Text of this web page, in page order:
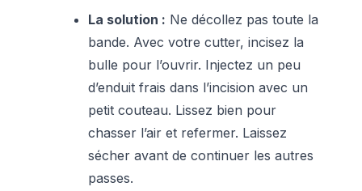
La solution : Ne décollez pas toute la
bande. Avec votre cutter, incisez la
bulle pour l’ouvrir. Injectez un peu
d’enduit frais dans l’incision avec un
petit couteau. Lissez bien pour
chasser l’air et refermer. Laissez
sécher avant de continuer les autres
passes.